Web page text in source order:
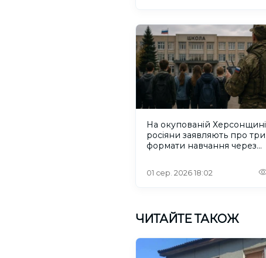
На окупованій Херсонщині
росіяни заявляють про три
формати навчання через
01 сер. 2026 18:02
ЧИТАЙТЕ ТАКОЖ